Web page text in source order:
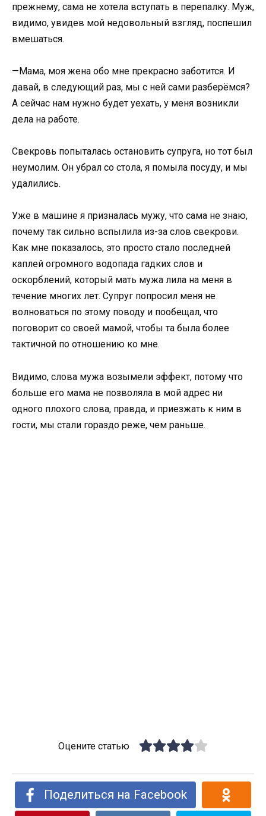
прежнему, сама не хотела вступать в перепалку. Муж,
видимо, увидев мой недовольный взгляд, поспешил
вмешаться.
—Мама, моя жена обо мне прекрасно заботится. И
давай, в следующий раз, мы с ней сами разберёмся?
А сейчас нам нужно будет уехать, у меня возникли
дела на работе.
Свекровь попыталась остановить супруга, но тот был
неумолим. Он убрал со стола, я помыла посуду, и мы
удалились.
Уже в машине я призналась мужу, что сама не знаю,
почему так сильно вспылила из-за слов свекрови.
Как мне показалось, это просто стало последней
каплей огромного водопада гадких слов и
оскорблений, который мать мужа лила на меня в
течение многих лет. Супруг попросил меня не
волноваться по этому поводу и пообещал, что
поговорит со своей мамой, чтобы та была более
тактичной по отношению ко мне.
Видимо, слова мужа возымели эффект, потому что
больше его мама не позволяла в мой адрес ни
одного плохого слова, правда, и приезжать к ним в
гости, мы стали гораздо реже, чем раньше.
Оцените статью
Поделиться на Facebook